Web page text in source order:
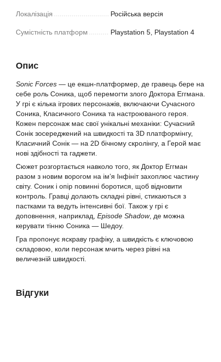
Локалізація Російська версія
Сумістність платформ Playstation 5, Playstation 4
Опис
Sonic Forces — це екшн-платформер, де гравець бере на
себе роль Соника, щоб перемогти злого Доктора Еггмана.
У грі є кілька ігрових персонажів, включаючи Сучасного
Соника, Класичного Соника та настроюваного героя.
Кожен персонаж має свої унікальні механіки: Сучасний
Сонік зосереджений на швидкості та 3D платформінгу,
Класичний Сонік — на 2D бічному скролінгу, а Герой має
нові здібності та гаджети.
Сюжет розгортається навколо того, як Доктор Еггман
разом з новим ворогом на ім’я Інфініт захоплює частину
світу. Соник і опір повинні боротися, щоб відновити
контроль. Гравці долають складні рівні, стикаються з
пастками та ведуть інтенсивні бої. Також у грі є
доповнення, наприклад, Episode Shadow, де можна
керувати тінню Соника — Шедоу.
Гра пропонує яскраву графіку, а швидкість є ключовою
складовою, коли персонаж мчить через рівні на
величезній швидкості.
Відгуки